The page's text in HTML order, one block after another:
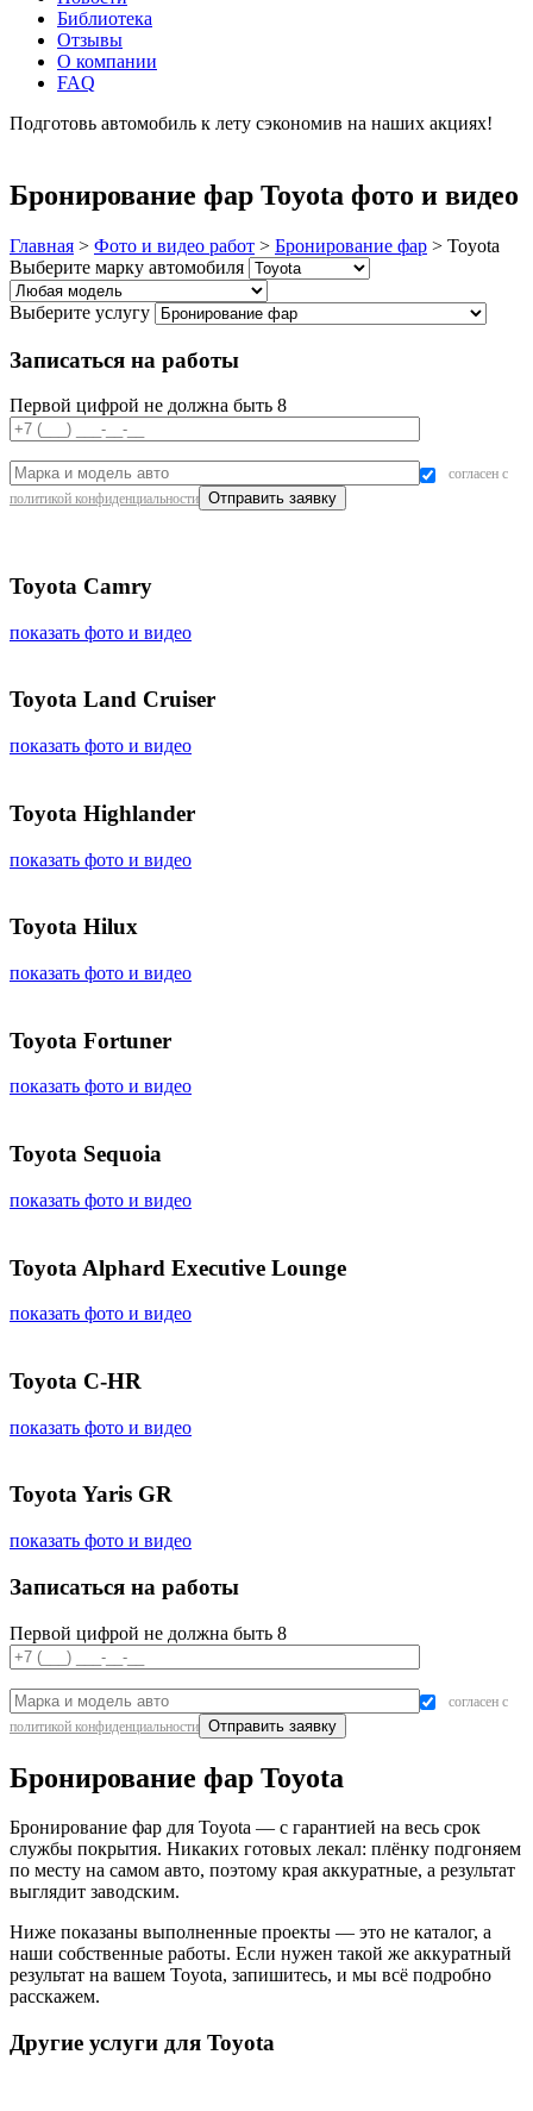
Библиотека
Отзывы
О компании
FAQ
Подготовь автомобиль к лету сэкономив на наших акциях!
Бронирование фар Toyota фото и видео
Главная > Фото и видео работ > Бронирование фар > Toyota
Выберите марку автомобиля
Выберите услугу
Записаться на работы
Первой цифрой не должна быть 8
согласен с
политикой конфиденциальности
Toyota Camry
показать фото и видео
Toyota Land Cruiser
показать фото и видео
Toyota Highlander
показать фото и видео
Toyota Hilux
показать фото и видео
Toyota Fortuner
показать фото и видео
Toyota Sequoia
показать фото и видео
Toyota Alphard Executive Lounge
показать фото и видео
Toyota C-HR
показать фото и видео
Toyota Yaris GR
показать фото и видео
Записаться на работы
Первой цифрой не должна быть 8
согласен с
политикой конфиденциальности
Бронирование фар Toyota
Бронирование фар для Toyota — с гарантией на весь срок
службы покрытия. Никаких готовых лекал: плёнку подгоняем
по месту на самом авто, поэтому края аккуратные, а результат
выглядит заводским.
Ниже показаны выполненные проекты — это не каталог, а
наши собственные работы. Если нужен такой же аккуратный
результат на вашем Toyota, запишитесь, и мы всё подробно
расскажем.
Другие услуги для Toyota